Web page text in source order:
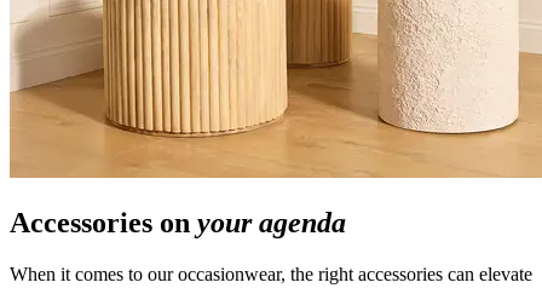
Accessories on your agenda
When it comes to our occasionwear, the right accessories can elevate